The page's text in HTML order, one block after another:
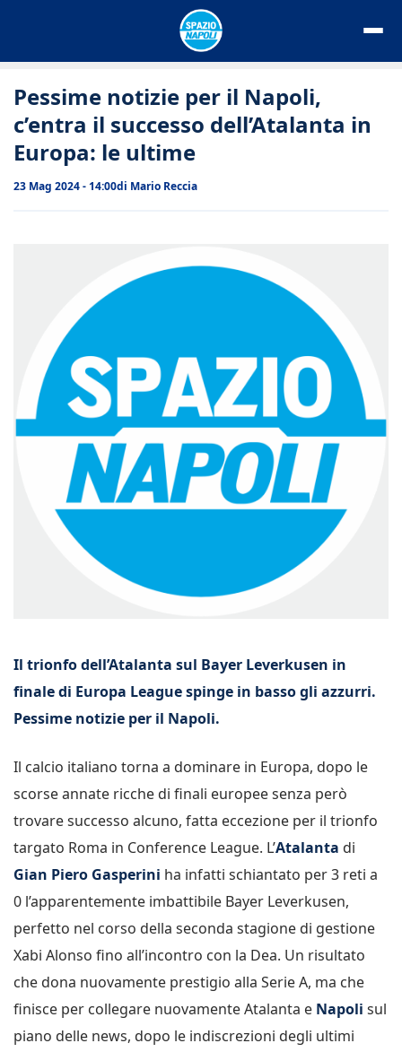
Pessime notizie per il Napoli,
c’entra il successo dell’Atalanta in
Europa: le ultime
23 Mag 2024 - 14:00di Mario Reccia
Il trionfo dell’Atalanta sul Bayer Leverkusen in
finale di Europa League spinge in basso gli azzurri.
Pessime notizie per il Napoli.
Il calcio italiano torna a dominare in Europa, dopo le
scorse annate ricche di finali europee senza però
trovare successo alcuno, fatta eccezione per il trionfo
targato Roma in Conference League. L’Atalanta di
Gian Piero Gasperini ha infatti schiantato per 3 reti a
0 l’apparentemente imbattibile Bayer Leverkusen,
perfetto nel corso della seconda stagione di gestione
Xabi Alonso fino all’incontro con la Dea. Un risultato
che dona nuovamente prestigio alla Serie A, ma che
finisce per collegare nuovamente Atalanta e Napoli sul
piano delle news, dopo le indiscrezioni degli ultimi